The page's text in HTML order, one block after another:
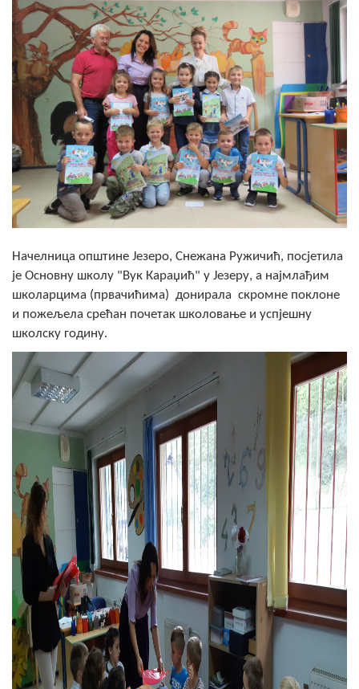
НАЧЕЛНИК
О Начелнику
Замјеник начелника
Извјештај о раду начелника
СКУПШТИНА
Статут Општине
Скупштинско вијеће општине језеро
Састав Скупштине
Службени Гласници
ОПШТИНСКА УПРАВА
ИНФО
Вијести
Активности
Јавни позиви
Обавјештења
Заштита од пожара
COVID 19
Геоистраживања
ФИНАНСИЈЕ
Начелница општине Језеро, Снежана Ружичић, посјетила
је Основну школу "Вук Караџић" у Језеру, а најмлађим
школарцима (првачићима) донирала скромне поклоне
и пожељела срећан почетак школовање и успјешну
школску годину.